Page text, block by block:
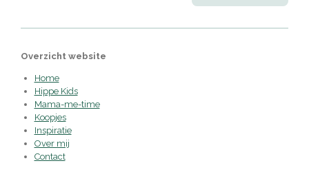
Overzicht website
Home
Hippe Kids
Mama-me-time
Koopjes
Inspiratie
Over mij
Contact